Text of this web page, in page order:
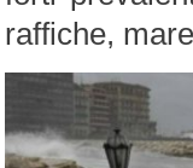
raffiche,